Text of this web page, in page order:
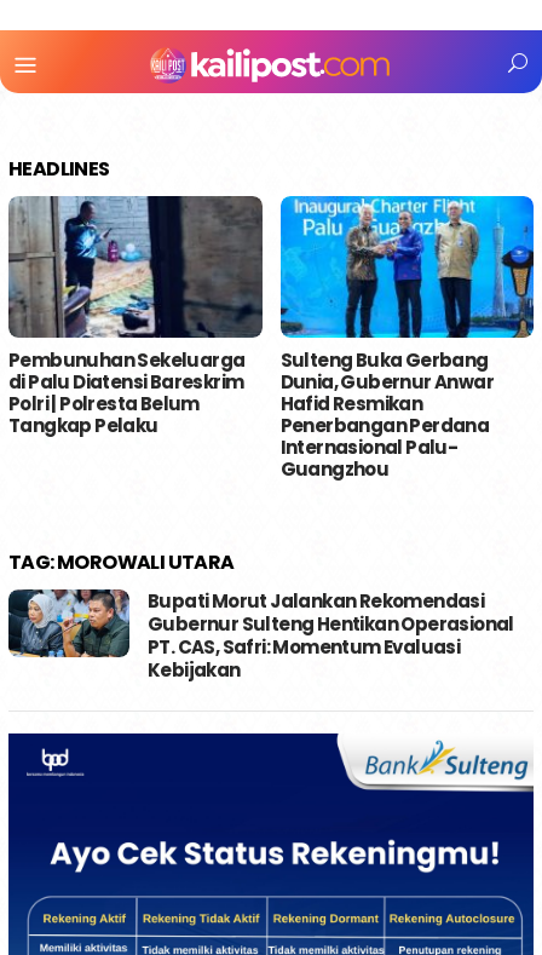
Mobile
HEADLINES
Pembunuhan Sekeluarga
di Palu Diatensi Bareskrim
Polri | Polresta Belum
Tangkap Pelaku
Sulteng Buka Gerbang
Dunia, Gubernur Anwar
Hafid Resmikan
Penerbangan Perdana
Internasional Palu-
Guangzhou
TAG:MOROWALI UTARA
Bupati Morut Jalankan Rekomendasi
Gubernur Sulteng Hentikan Operasional
PT. CAS, Safri: Momentum Evaluasi
Kebijakan